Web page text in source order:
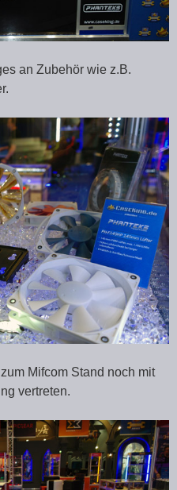
an Zubehör wie z.B.
Mifcom Stand noch mit
vertreten.